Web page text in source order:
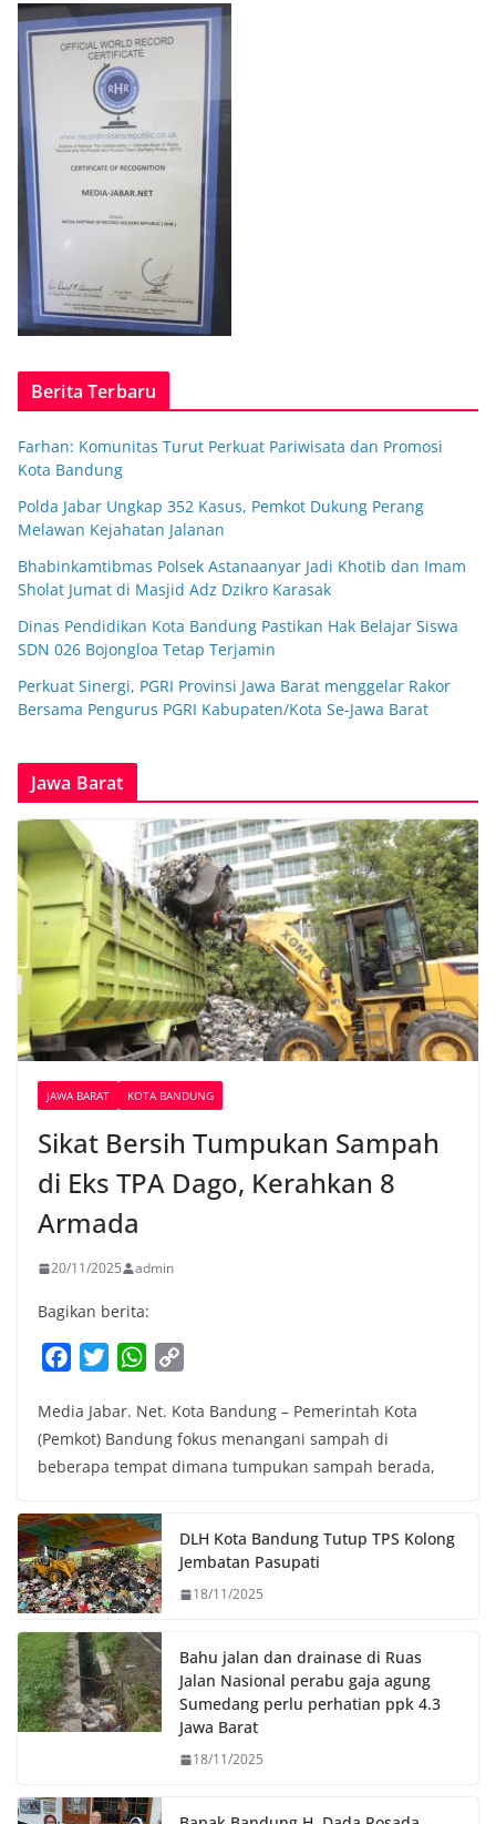
Berita Terbaru
Farhan: Komunitas Turut Perkuat Pariwisata dan Promosi
Kota Bandung
Polda Jabar Ungkap 352 Kasus, Pemkot Dukung Perang
Melawan Kejahatan Jalanan
Bhabinkamtibmas Polsek Astanaanyar Jadi Khotib dan Imam
Sholat Jumat di Masjid Adz Dzikro Karasak
Dinas Pendidikan Kota Bandung Pastikan Hak Belajar Siswa
SDN 026 Bojongloa Tetap Terjamin
Perkuat Sinergi, PGRI Provinsi Jawa Barat menggelar Rakor
Bersama Pengurus PGRI Kabupaten/Kota Se-Jawa Barat
Jawa Barat
JAWA BARAT KOTA BANDUNG
Sikat Bersih Tumpukan Sampah
di Eks TPA Dago, Kerahkan 8
Armada
20/11/2025 admin
Bagikan berita:
c
e
b
o
k
i
t
t
r
W
a
t
s
p
p
p
y
L
n
k
Media Jabar. Net. Kota Bandung – Pemerintah Kota
(Pemkot) Bandung fokus menangani sampah di
beberapa tempat dimana tumpukan sampah berada,
DLH Kota Bandung Tutup TPS Kolong
Jembatan Pasupati
18/11/2025
Bahu jalan dan drainase di Ruas
Jalan Nasional perabu gaja agung
Sumedang perlu perhatian ppk 4.3
Jawa Barat
18/11/2025